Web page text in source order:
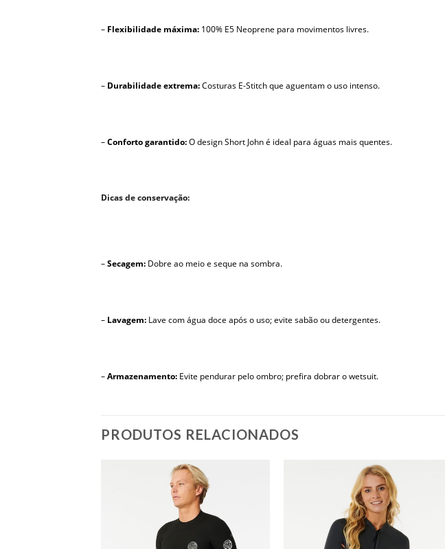
– Flexibilidade máxima: 100% E5 Neoprene para movimentos livres.
– Durabilidade extrema:Costuras E-Stitch que aguentam o uso intenso.
–Conforto garantido:O design Short John é ideal para águas mais quentes.
Dicas de conservação:
–Secagem: Dobre ao meio e seque na sombra.
– Lavagem: Lave com água doce após o uso; evite sabão ou detergentes.
–Armazenamento: Evite pendurar pelo ombro; prefira dobrar o wetsuit.
PRODUTOS RELACIONADOS